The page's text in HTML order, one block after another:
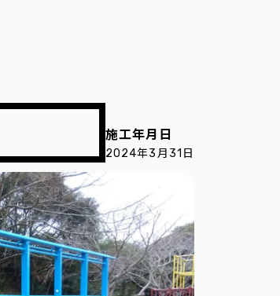
施工年月日
2024年3月31日